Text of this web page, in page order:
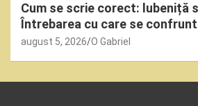
Cum se scrie corect: lubeniță
Întrebarea cu care se
august 5, 2026 O Gabriel